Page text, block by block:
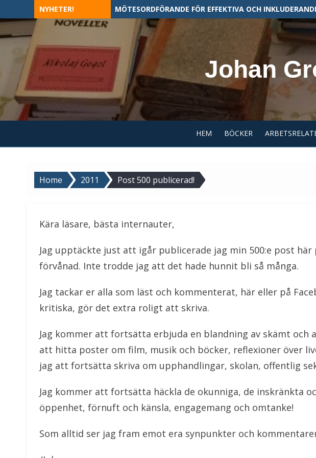
to
content
NYHETER! MÖTESORDFÖRANDE FÖR EFFEKTIVA OCH
Johan
HEM BÖCKER
Home 2011 Post 500 publicerad!
Kära läsare, bästa internauter,
Jag upptäckte just att igår publicerade jag min 500:e post
förvånad. Inte trodde jag att det hade hunnit bli så många.
Jag tackar er alla som läst och kommenterat, här eller på
kritiska, gör det extra roligt att skriva.
Jag kommer att fortsätta erbjuda en blandning av skämt och
att hitta poster om film, musik och böcker, reflexioner över
jag att fortsätta skriva om upphandlingar, skolan, offentlig
Jag kommer att fortsätta häckla de okunniga, de inskränkta
öppenhet, förnuft och känsla, engagemang och omtanke!
Som alltid ser jag fram emot era synpunkter och